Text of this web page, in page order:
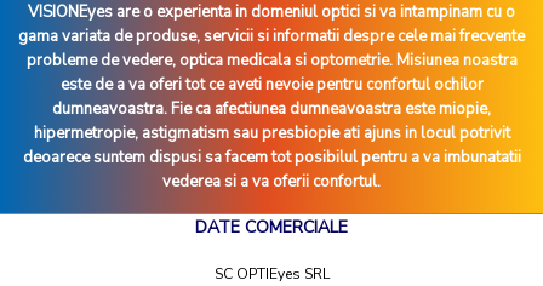
VISIONEyes are o experienta in domeniul optici si va intampinam cu o
gama variata de produse, servicii si informatii despre cele mai frecvente
probleme de vedere, optica medicala si optometrie. Misiunea noastra
este de a va oferi tot ce aveti nevoie pentru confortul ochilor
dumneavoastra. Fie ca afectiunea dumneavoastra este miopie,
hipermetropie, astigmatism sau presbiopie ati ajuns in locul potrivit
deoarece suntem dispusi sa facem tot posibilul pentru a va imbunatatii
vederea si a va oferii confortul.
DATE COMERCIALE
SC OPTIEyes SRL